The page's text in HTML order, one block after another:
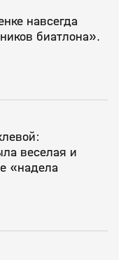
навсегда
биатлона».
веселая и
«надела